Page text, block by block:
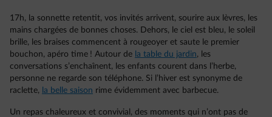
17h, la sonnette retentit, vos invités arrivent, sourire aux lèvres, les
mains chargées de bonnes choses. Dehors, le ciel est bleu, le soleil
brille, les braises commencent à rougeoyer et saute le premier
bouchon, apéro time ! Autour de la table du jardin, les
conversations s’enchaînent, les enfants courent dans l’herbe,
personne ne regarde son téléphone. Si l’hiver est synonyme de
raclette, la belle saison rime évidemment avec barbecue.
Un repas chaleureux et convivial, des moments qui n’ont pas de